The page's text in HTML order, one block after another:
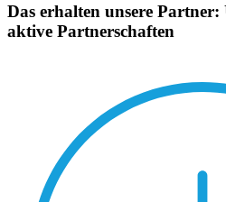
Das erhalten unsere
aktive Partnerschaften